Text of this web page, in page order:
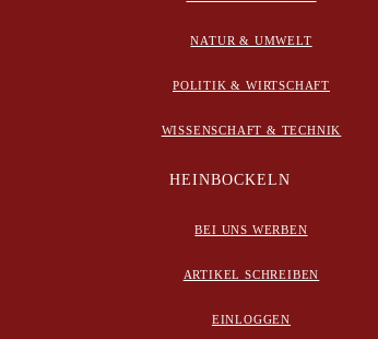
NATUR & UMWELT
POLITIK & WIRTSCHAFT
WISSENSCHAFT & TECHNIK
HEINBOCKELN
BEI UNS WERBEN
ARTIKEL SCHREIBEN
EINLOGGEN